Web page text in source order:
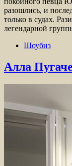
разошлись, и
только в судах.
легендарной
Шоубиз
Алла